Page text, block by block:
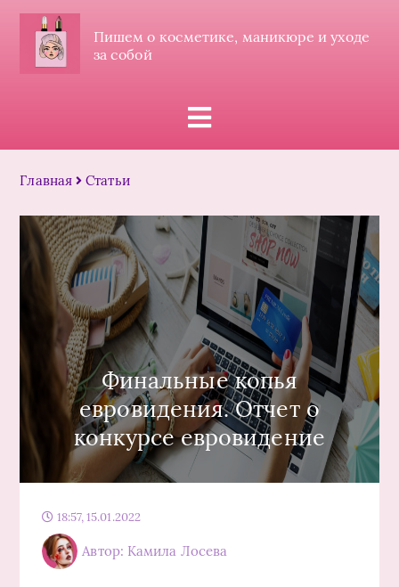
Пишем о косметике, маникюре и уходе
за собой
Главная Статьи
Финальные копья
евровидения. Отчет о
конкурсе евровидение
18:57, 15.01.2022
Автор: Камила Лосева